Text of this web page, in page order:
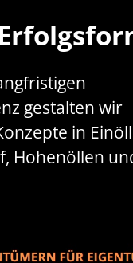
gestalten wir
in
Hohenöllen